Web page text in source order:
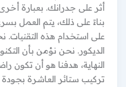
أثر على جدرانك. بعبارة
بناءً على ذلك، يتم العمل
على استخدام هذه التقنيات.
الديكور. نحن نؤمن بأن
النهاية، هدفنا هو أن تكون
تركيب ستائر العاشرة بجودة